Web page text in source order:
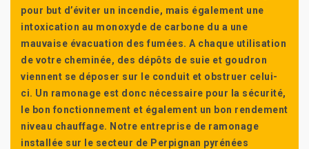
pour but d’éviter un incendie, mais également une
intoxication au monoxyde de carbone du a une
mauvaise évacuation des fumées. A chaque utilisation
de votre cheminée, des dépôts de suie et goudron
viennent se déposer sur le conduit et obstruer celui-
ci. Un ramonage est donc nécessaire pour la sécurité,
le bon fonctionnement et également un bon rendement
niveau chauffage. Notre entreprise de ramonage
installée sur le secteur de Perpignan pyrénées